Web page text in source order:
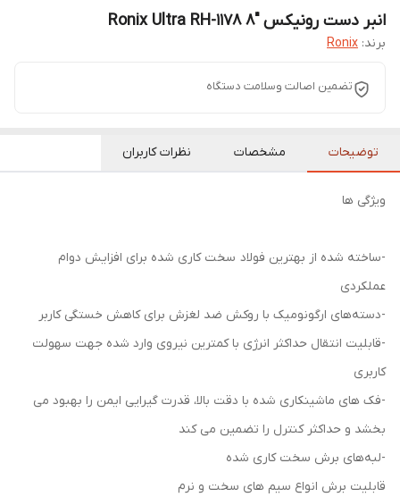
انبر دست رونیکس "Ronix Ultra RH-1178 8
برند: Ronix
تضمین اصالت وسلامت دستگاه
توضیحات مشخصات نظرات کاربران
ویژگی ها
-ساخته شده از بهترین فولاد سخت کاری شده برای افزایش دوام
عملکردی
-دسته‌های ارگونومیک با روکش ضد لغزش برای کاهش خستگی کاربر
-قابلیت انتقال حداکثر انرژی با کمترین نیروی وارد شده جهت سهولت
کاربری
-فک های ماشینکاری شده با دقت بالا، قدرت گیرایی ایمن را بهبود می
بخشد و حداکثر کنترل را تضمین می کند
-لبه‌های برش سخت کاری شده
قابلیت برش انواع سیم های سخت و نرم